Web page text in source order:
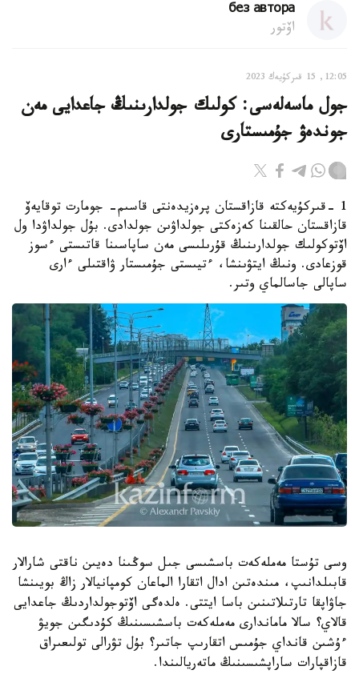
без автора
اۆتور
12:05, 15 قىركۇيەك 2023
جول ماسەلەسى: كولىك جولدارىنىڭ جاعدايى مەن
جوندەۋ جۇمىستارى
1 -قىركۇيەكتە قازاقستان پرەزيدەنتى قاسىم- جومارت توقايەۆ
قازاقستان حالقىنا كەزەكتى جولداۋىن جولدادى. بۇل جولداۋدا ول
اۆتوكولىك جولدارىنىڭ قۇرىلىسى مەن ساپاسىنا قاتىستى ءسوز
قوزعادى. ونىڭ ايتۋىنشا، ءتيىستى جۇمىستار ۋاقتىلى ءارى
ساپالى جاسالماي وتىر.
وسى تۇستا مەملەكەت باسشىسى جىل سوڭىنا دەيىن ناقتى شارالار
قابىلدانىپ، مىندەتىن ادال اتقارا الماعان كومپانيالار زاڭ بويىنشا
جاۋاپقا تارتىلاتىنىن باسا ايتتى. ەلدەگى اۆتوجولداردىڭ جاعدايى
قالاي؟ سالا ماماندارى مەملەكەت باسشىسىنىڭ كۇدىگىن جويۋ
ءۇشىن قانداي جۇمىس اتقارىپ جاتىر؟ بۇل تۋرالى تولىعىراق
قازاقپارات ساراپشىسىنىڭ ماتەريالىندا.